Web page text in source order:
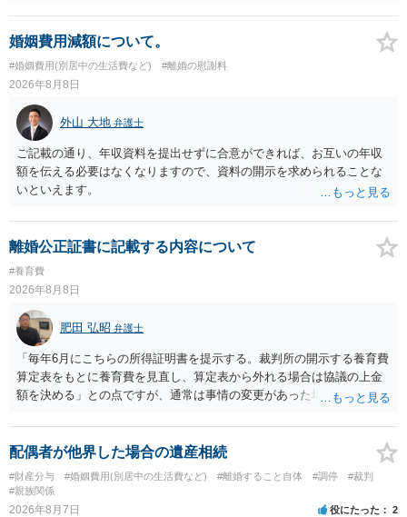
婚姻費用減額について。
#婚姻費用(別居中の生活費など) #離婚の慰謝料
2026年8月8日
外山 大地 弁護士
ご記載の通り、年収資料を提出せずに合意ができれば、お互いの年収
額を伝える必要はなくなりますので、資料の開示を求められることな
いといえます。
離婚公正証書に記載する内容について
#養育費
2026年8月8日
肥田 弘昭 弁護士
「毎年6月にこちらの所得証明書を提示する。裁判所の開示する養育費
算定表をもとに養育費を見直し、算定表から外れる場合は協議の上金
額を決める」との点ですが、通常は事情の変更があった場合に変更し
来なかった事情の変更により双方協議の上増減出来る」と「通知義務
に勤務先」が含まれているので、私に収入が入った事は相手に通知が
行く事になり、上記のような文言が無くても養育費の見直しは適宜出
来るかと思うのですが違うのでしょうか？との点はそのとおりかと思
います。養育費は事情の変更があった場合に変更するので毎年見直す
配偶者が他界した場合の遺産相続
#財産分与 #婚姻費用(別居中の生活費など) #離婚すること自体 #調停
#裁判
#親族関係
2026年8月7日 役にたった 2